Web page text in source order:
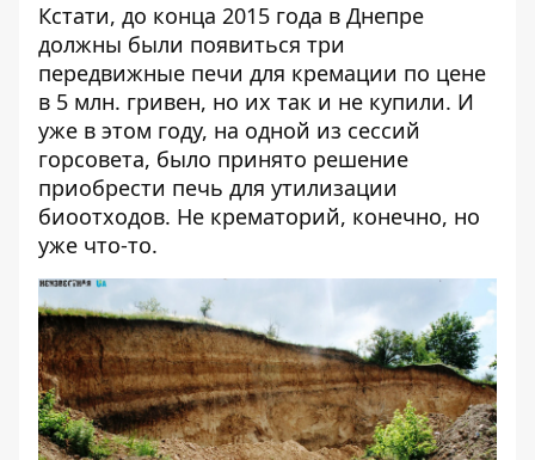
Кстати, до конца 2015 года в Днепре
должны были появиться три
передвижные печи для кремации по цене
в 5 млн. гривен, но их так и не купили. И
уже в этом году, на одной из сессий
горсовета, было принято решение
приобрести печь для утилизации
биоотходов. Не крематорий, конечно, но
уже что-то.